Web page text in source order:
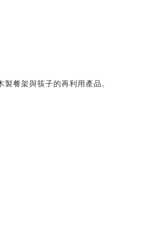
餐架與筷子的再利用產品。